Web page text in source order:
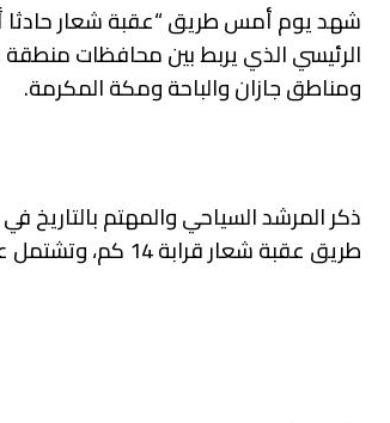
الرئيسي الذي يربط بين محافظات منطقة
ومناطق جازان والباحة ومكة المكرمة.
طريق عقبة شعار قرابة 14 كم، وتشتمل على 32 جسراً و11 نفقاً